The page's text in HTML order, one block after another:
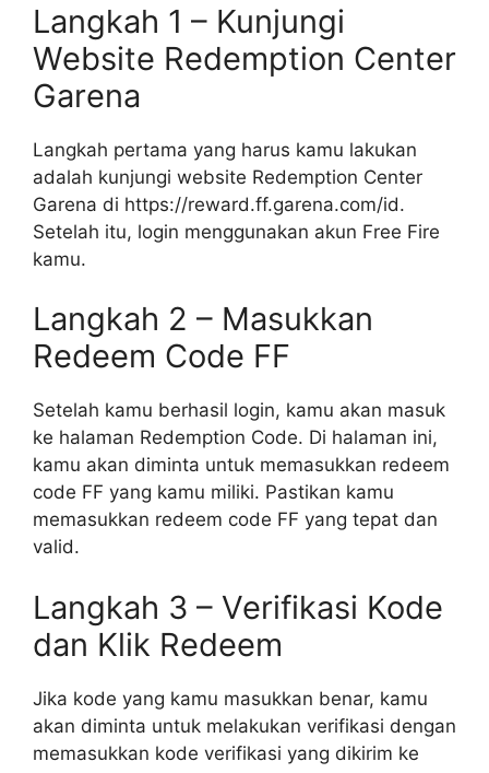
Langkah 1 – Kunjungi
Website Redemption Center
Garena
Langkah pertama yang harus kamu lakukan
adalah kunjungi website Redemption Center
Garena di https://reward.ff.garena.com/id.
Setelah itu, login menggunakan akun Free Fire
kamu.
Langkah 2 – Masukkan
Redeem Code FF
Setelah kamu berhasil login, kamu akan masuk
ke halaman Redemption Code. Di halaman ini,
kamu akan diminta untuk memasukkan redeem
code FF yang kamu miliki. Pastikan kamu
memasukkan redeem code FF yang tepat dan
valid.
Langkah 3 – Verifikasi Kode
dan Klik Redeem
Jika kode yang kamu masukkan benar, kamu
akan diminta untuk melakukan verifikasi dengan
memasukkan kode verifikasi yang dikirim ke